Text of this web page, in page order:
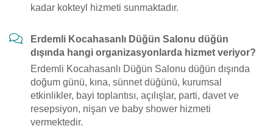
kadar kokteyl hizmeti sunmaktadır.
Erdemli Kocahasanlı Düğün Salonu düğün
dışında hangi organizasyonlarda hizmet veriyor?
Erdemli Kocahasanlı Düğün Salonu düğün dışında
doğum günü, kına, sünnet düğünü, kurumsal
etkinlikler, bayi toplantısı, açılışlar, parti, davet ve
resepsiyon, nişan ve baby shower hizmeti
vermektedir.